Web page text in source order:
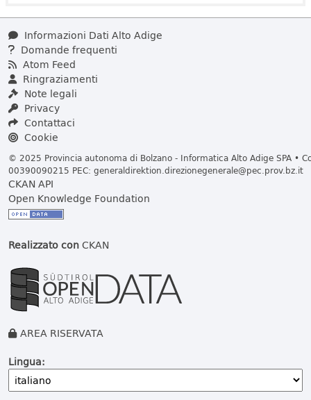
Informazioni Dati Alto Adige
Domande frequenti
Atom Feed
Ringraziamenti
Note legali
Privacy
Contattaci
Cookie
© 2025 Provincia autonoma di Bolzano - Informatica Alto Adige SPA •
00390090215 PEC: generaldirektion.direzionegenerale@pec.prov.bz.it
CKAN API
Open Knowledge Foundation
Realizzato conCKAN
AREA RISERVATA
Lingua